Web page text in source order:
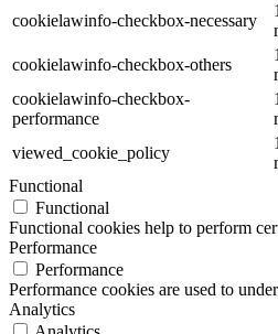
cookielawinfo-checkbox-necessary
cookielawinfo-checkbox-others
cookielawinfo-checkbox-
performance
viewed_cookie_policy
Functional
Functional
Functional cookies help to perform
Performance
Performance
Performance cookies are used to
Analytics